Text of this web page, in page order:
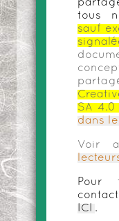
tous
sauf
SA 4.0
dans
Voir
Pour
ICI
.